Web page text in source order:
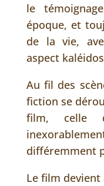
le
époque, et
de la vie,
aspect
Au fil des
fiction se
film, celle
différemment
Le film devient